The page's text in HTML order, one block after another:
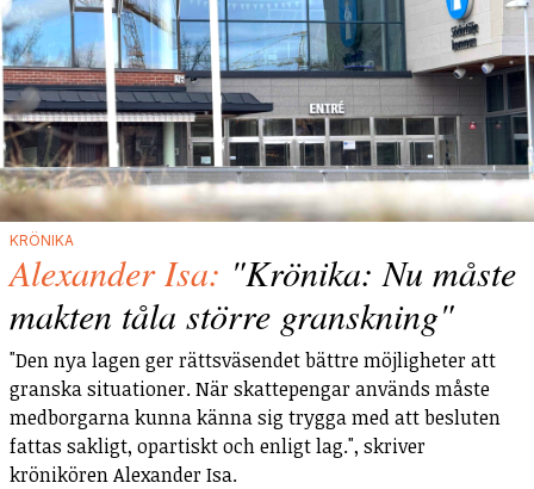
KRÖNIKA
Alexander Isa: "Krönika: Nu måste
makten tåla större granskning"
"Den nya lagen ger rättsväsendet bättre möjligheter att
granska situationer. När skattepengar används måste
medborgarna kunna känna sig trygga med att besluten
fattas sakligt, opartiskt och enligt lag.", skriver
krönikören Alexander Isa.